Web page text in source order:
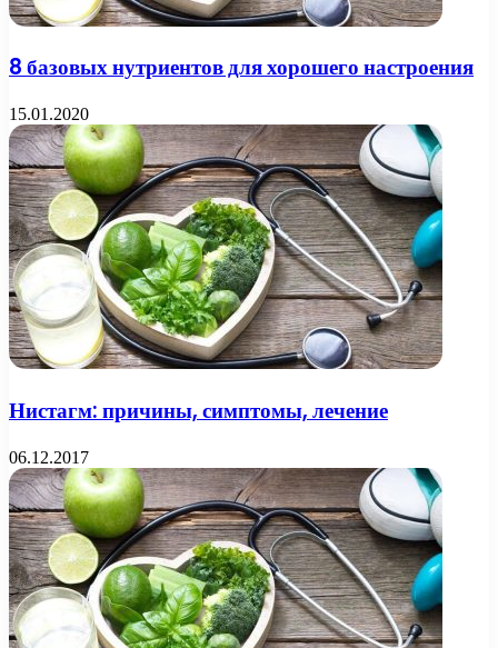
8 базовых нутриентов для хорошего настроения
15.01.2020
Нистагм: причины, симптомы, лечение
06.12.2017